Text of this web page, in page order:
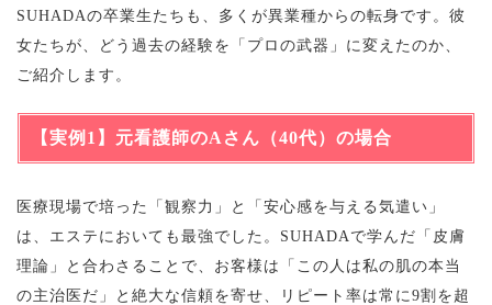
SUHADAの卒業生たちも、多くが異業種からの転身です。彼
女たちが、どう過去の経験を「プロの武器」に変えたのか、
ご紹介します。
【実例1】元看護師のAさん（40代）の場合
医療現場で培った「観察力」と「安心感を与える気遣い」
は、エステにおいても最強でした。SUHADAで学んだ「皮膚
理論」と合わさることで、お客様は「この人は私の肌の本当
の主治医だ」と絶大な信頼を寄せ、リピート率は常に9割を超